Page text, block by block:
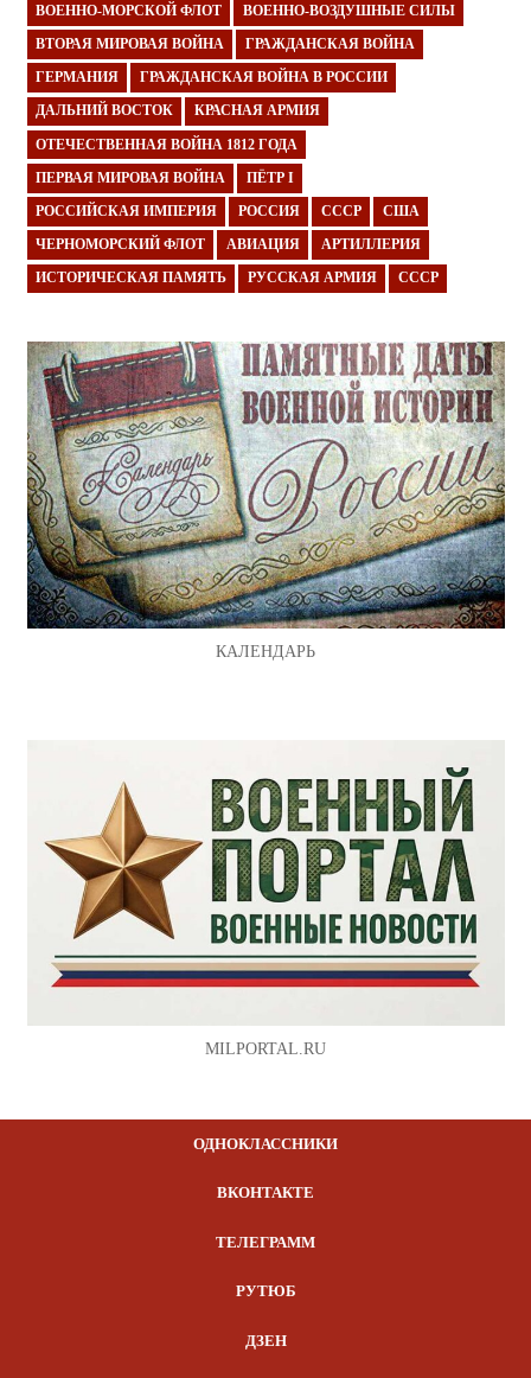
ВОЕННО-МОРСКОЙ ФЛОТ ВОЕННО-ВОЗДУШНЫЕ СИЛЫ
ВТОРАЯ МИРОВАЯ ВОЙНА ГРАЖДАНСКАЯ ВОЙНА
ГЕРМАНИЯ ГРАЖДАНСКАЯ ВОЙНА В РОССИИ
ДАЛЬНИЙ ВОСТОК КРАСНАЯ АРМИЯ
ОТЕЧЕСТВЕННАЯ ВОЙНА 1812 ГОДА
ПЕРВАЯ МИРОВАЯ ВОЙНА ПЁТР I
РОССИЙСКАЯ ИМПЕРИЯ РОССИЯ СССР США
ЧЕРНОМОРСКИЙ ФЛОТ АВИАЦИЯ АРТИЛЛЕРИЯ
ИСТОРИЧЕСКАЯ ПАМЯТЬ РУССКАЯ АРМИЯ СССР
КАЛЕНДАРЬ
MILPORTAL.RU
ОДНОКЛАССНИКИ
ВКОНТАКТЕ
ТЕЛЕГРАММ
РУТЮБ
ДЗЕН